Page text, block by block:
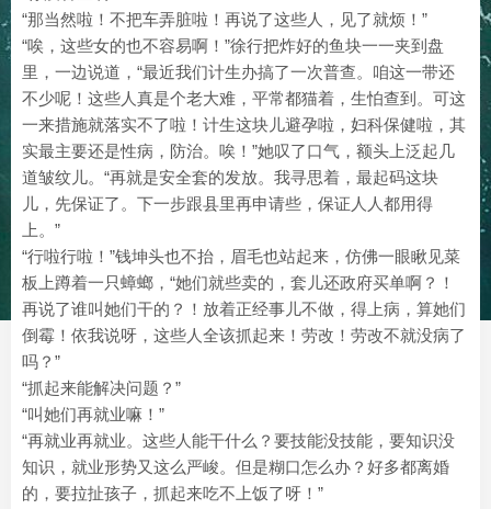
“那当然啦！不把车弄脏啦！再说了这些人，见了就烦！”
“唉，这些女的也不容易啊！”徐行把炸好的鱼块一一夹到盘
里，一边说道，“最近我们计生办搞了一次普查。咱这一带还
不少呢！这些人真是个老大难，平常都猫着，生怕查到。可这
一来措施就落实不了啦！计生这块儿避孕啦，妇科保健啦，其
实最主要还是性病，防治。唉！”她叹了口气，额头上泛起几
道皱纹儿。“再就是安全套的发放。我寻思着，最起码这块
儿，先保证了。下一步跟县里再申请些，保证人人都用得
上。”
“行啦行啦！”钱坤头也不抬，眉毛也站起来，仿佛一眼瞅见菜
板上蹲着一只蟑螂，“她们就些卖的，套儿还政府买单啊？！
再说了谁叫她们干的？！放着正经事儿不做，得上病，算她们
倒霉！依我说呀，这些人全该抓起来！劳改！劳改不就没病了
吗？”
“抓起来能解决问题？”
“叫她们再就业嘛！”
“再就业再就业。这些人能干什么？要技能没技能，要知识没
知识，就业形势又这么严峻。但是糊口怎么办？好多都离婚
的，要拉扯孩子，抓起来吃不上饭了呀！”